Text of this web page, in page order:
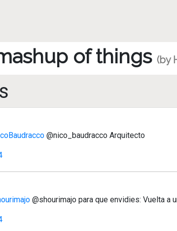
of things (by
@nico_baudracco Arquitecto
@shourimajo para que envidies: Vuelta